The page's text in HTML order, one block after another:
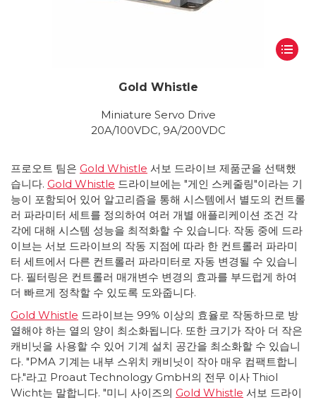
Gold Whistle
Miniature Servo Drive
20A/100VDC, 9A/200VDC
프로오트 팀은 Gold Whistle 서보 드라이브 제품군을 선택했
습니다. Gold Whistle 드라이브에는 "게인 스케줄링"이라는 기
능이 포함되어 있어 알고리즘을 통해 시스템에서 별도의 컨트롤
러 파라미터 세트를 정의하여 여러 개별 애플리케이션 조건 각
각에 대해 시스템 성능을 최적화할 수 있습니다. 작동 중에 드라
이브는 서보 드라이브의 작동 지점에 따라 한 컨트롤러 파라미
터 세트에서 다른 컨트롤러 파라미터로 자동 변경될 수 있습니
다. 필터링은 컨트롤러 매개변수 변경의 효과를 부드럽게 하여
더 빠르게 정착할 수 있도록 도와줍니다.
Gold Whistle 드라이브는 99% 이상의 효율로 작동하므로 방
열해야 하는 열의 양이 최소화됩니다. 또한 크기가 작아 더 작은
캐비닛을 사용할 수 있어 기계 설치 공간을 최소화할 수 있습니
다. "PMA 기계는 내부 스위치 캐비닛이 작아 매우 컴팩트합니
다."라고 Proaut Technology GmbH의 전무 이사 Thiol
Wicht는 말합니다. "미니 사이즈의 Gold Whistle 서보 드라이